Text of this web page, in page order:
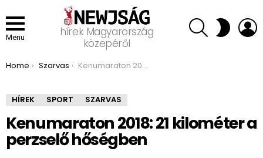
Menu
hírek Magyarország
közepéről
SEARCH SWITCH
SKIN
You are here:
Home Szarvas Kenumaraton 2018: 21 kilométer a perzselő hőségben
HÍREK SPORT SZARVAS
Kenumaraton 2018: 21 kilométer a
perzselő hőségben